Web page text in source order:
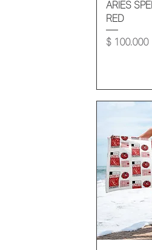
ARIES
RED
Precio
$ 100.000